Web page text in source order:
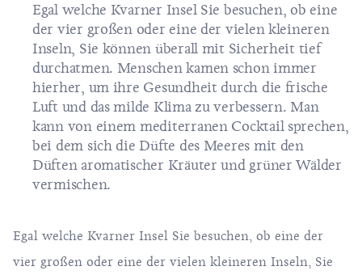
Egal welche Kvarner Insel Sie besuchen, ob eine
der vier großen oder eine der vielen kleineren
Inseln, Sie können überall mit Sicherheit tief
durchatmen. Menschen kamen schon immer
hierher, um ihre Gesundheit durch die frische
Luft und das milde Klima zu verbessern. Man
kann von einem mediterranen Cocktail sprechen,
bei dem sich die Düfte des Meeres mit den
Düften aromatischer Kräuter und grüner Wälder
vermischen.
Egal welche Kvarner Insel Sie besuchen, ob eine der
vier großen oder eine der vielen kleineren Inseln, Sie